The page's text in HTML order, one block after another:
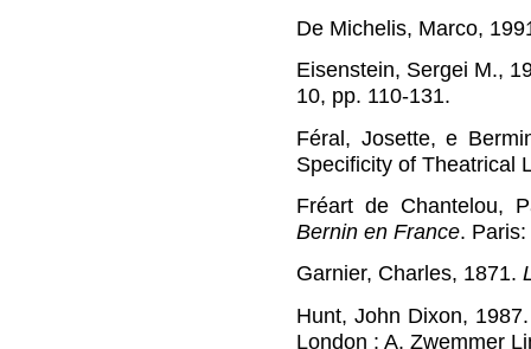
De Michelis, Marco,
Eisenstein, Sergei M.,
10, pp. 110-131.
Féral, Josette, e
Specificity of Theatrical
Fréart de Chantelou,
Bernin en France.
Garnier, Charles, 1871.
Hunt, John Dixon,
London : A. Zwemmer